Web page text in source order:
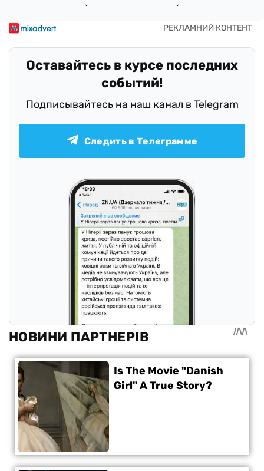
Оставайтесь в курсе последних
событий!
Подписывайтесь на наш канал в Telegram
Следить в Телеграмме